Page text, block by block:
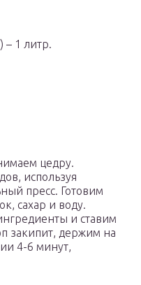
– 1 литр.
цедру.
используя
пресс. Готовим
сахар и воду.
и ставим
закипит, держим на
4-6 минут,